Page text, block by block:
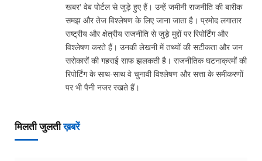
खबर' वेब पोर्टल से जुड़े हुए हैं। उन्हें जमीनी राजनीति की बारीक
समझ और तेज विश्लेषण के लिए जाना जाता है। प्रमोद लगातार
राष्ट्रीय और क्षेत्रीय राजनीति से जुड़े मुद्दों पर रिपोर्टिंग और
विश्लेषण करते हैं। उनकी लेखनी में तथ्यों की सटीकता और जन
सरोकारों की गहराई साफ झलकती है। राजनीतिक घटनाक्रमों की
रिपोर्टिंग के साथ-साथ वे चुनावी विश्लेषण और सत्ता के समीकरणों
पर भी पैनी नजर रखते हैं।
मिलती जुलतीख़बरें